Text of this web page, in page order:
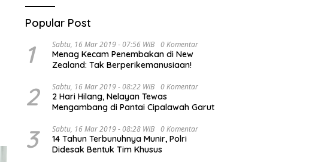
Popular Post
1 Sabtu, 16 Mar 2019 - 07:56 WIB 0 Komentar
Menag Kecam Penembakan di New
Zealand: Tak Berperikemanusiaan!
2 Sabtu, 16 Mar 2019 - 08:22 WIB 0 Komentar
2 Hari Hilang, Nelayan Tewas
Mengambang di Pantai Cipalawah Garut
3 Sabtu, 16 Mar 2019 - 08:28 WIB 0 Komentar
14 Tahun Terbunuhnya Munir, Polri
Didesak Bentuk Tim Khusus